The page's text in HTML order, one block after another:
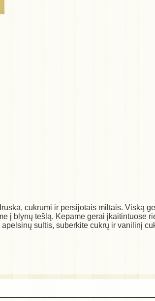
cukrumi ir persijotais miltais. Viską
į blynų tešlą. Kepame gerai įkaitintuose
sultis, suberkite cukrų ir vanilinį